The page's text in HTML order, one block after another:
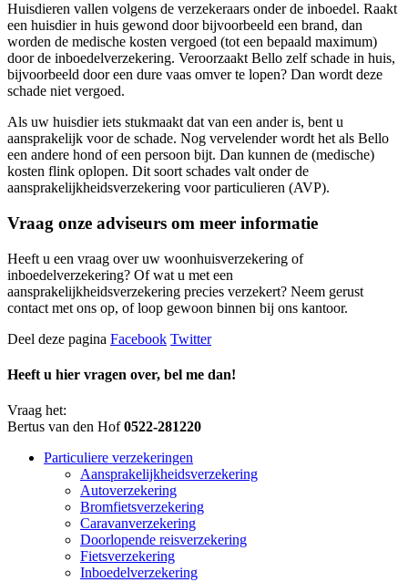
Huisdieren vallen volgens de verzekeraars onder de inboedel. Raakt
een huisdier in huis gewond door bijvoorbeeld een brand, dan
worden de medische kosten vergoed (tot een bepaald maximum)
door de inboedelverzekering. Veroorzaakt Bello zelf schade in huis,
bijvoorbeeld door een dure vaas omver te lopen? Dan wordt deze
schade niet vergoed.
Als uw huisdier iets stukmaakt dat van een ander is, bent u
aansprakelijk voor de schade. Nog vervelender wordt het als Bello
een andere hond of een persoon bijt. Dan kunnen de (medische)
kosten flink oplopen. Dit soort schades valt onder de
aansprakelijkheidsverzekering voor particulieren (AVP).
Vraag onze adviseurs om meer informatie
Heeft u een vraag over uw woonhuisverzekering of
inboedelverzekering? Of wat u met een
aansprakelijkheidsverzekering precies verzekert? Neem gerust
contact met ons op, of loop gewoon binnen bij ons kantoor.
Deel deze pagina Facebook Twitter
Heeft u hier vragen over, bel me dan!
Vraag het:
Bertus van den Hof 0522-281220
Particuliere verzekeringen
Aansprakelijkheidsverzekering
Autoverzekering
Bromfietsverzekering
Caravanverzekering
Doorlopende reisverzekering
Fietsverzekering
Inboedelverzekering